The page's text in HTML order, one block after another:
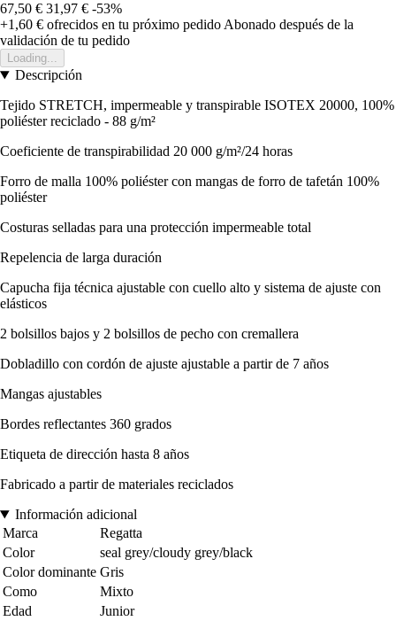
67,50 € 31,97 € -53%
+1,60 € ofrecidos en tu próximo pedido Abonado después de la
validación de tu pedido
Loading...
Descripción
Tejido STRETCH, impermeable y transpirable ISOTEX 20000, 100%
poliéster reciclado - 88 g/m²
Coeficiente de transpirabilidad 20 000 g/m²/24 horas
Forro de malla 100% poliéster con mangas de forro de tafetán 100%
poliéster
Costuras selladas para una protección impermeable total
Repelencia de larga duración
Capucha fija técnica ajustable con cuello alto y sistema de ajuste con
elásticos
2 bolsillos bajos y 2 bolsillos de pecho con cremallera
Dobladillo con cordón de ajuste ajustable a partir de 7 años
Mangas ajustables
Bordes reflectantes 360 grados
Etiqueta de dirección hasta 8 años
Fabricado a partir de materiales reciclados
Información adicional
Marca
Regatta
Color
seal grey/cloudy grey/black
Color dominante Gris
Como
Mixto
Edad
Junior